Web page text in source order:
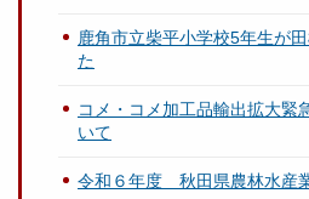
鹿角市立柴平小学校5年生が
た
コメ・コメ加工品輸出拡大緊
いて
令和６年度 秋田県農林水産